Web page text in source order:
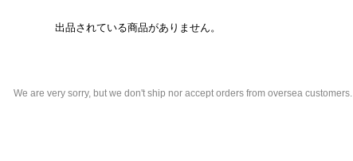
出品されている商品がありません。
We are very sorry, but we don't ship nor accept orders from oversea customers.